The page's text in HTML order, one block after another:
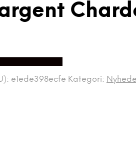
e1ede398ecfe Kategori: